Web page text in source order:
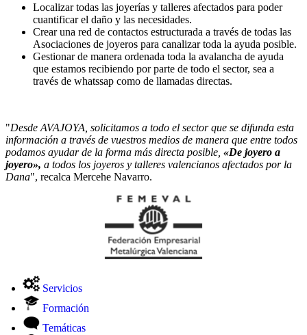
Localizar todas las joyerías y talleres afectados para poder
cuantificar el daño y las necesidades.
Crear una red de contactos estructurada a través de todas las
Asociaciones de joyeros para canalizar toda la ayuda posible.
Gestionar de manera ordenada toda la avalancha de ayuda
que estamos recibiendo por parte de todo el sector, sea a
través de whatssap como de llamadas directas.
"Desde AVAJOYA, solicitamos a todo el sector que se difunda esta
información a través de vuestros medios de manera que entre todos
podamos ayudar de la forma más directa posible, «De joyero a
joyero», a todos los joyeros y talleres valencianos afectados por la
Dana", recalca Mercehe Navarro.
Servicios
Formación
Temáticas